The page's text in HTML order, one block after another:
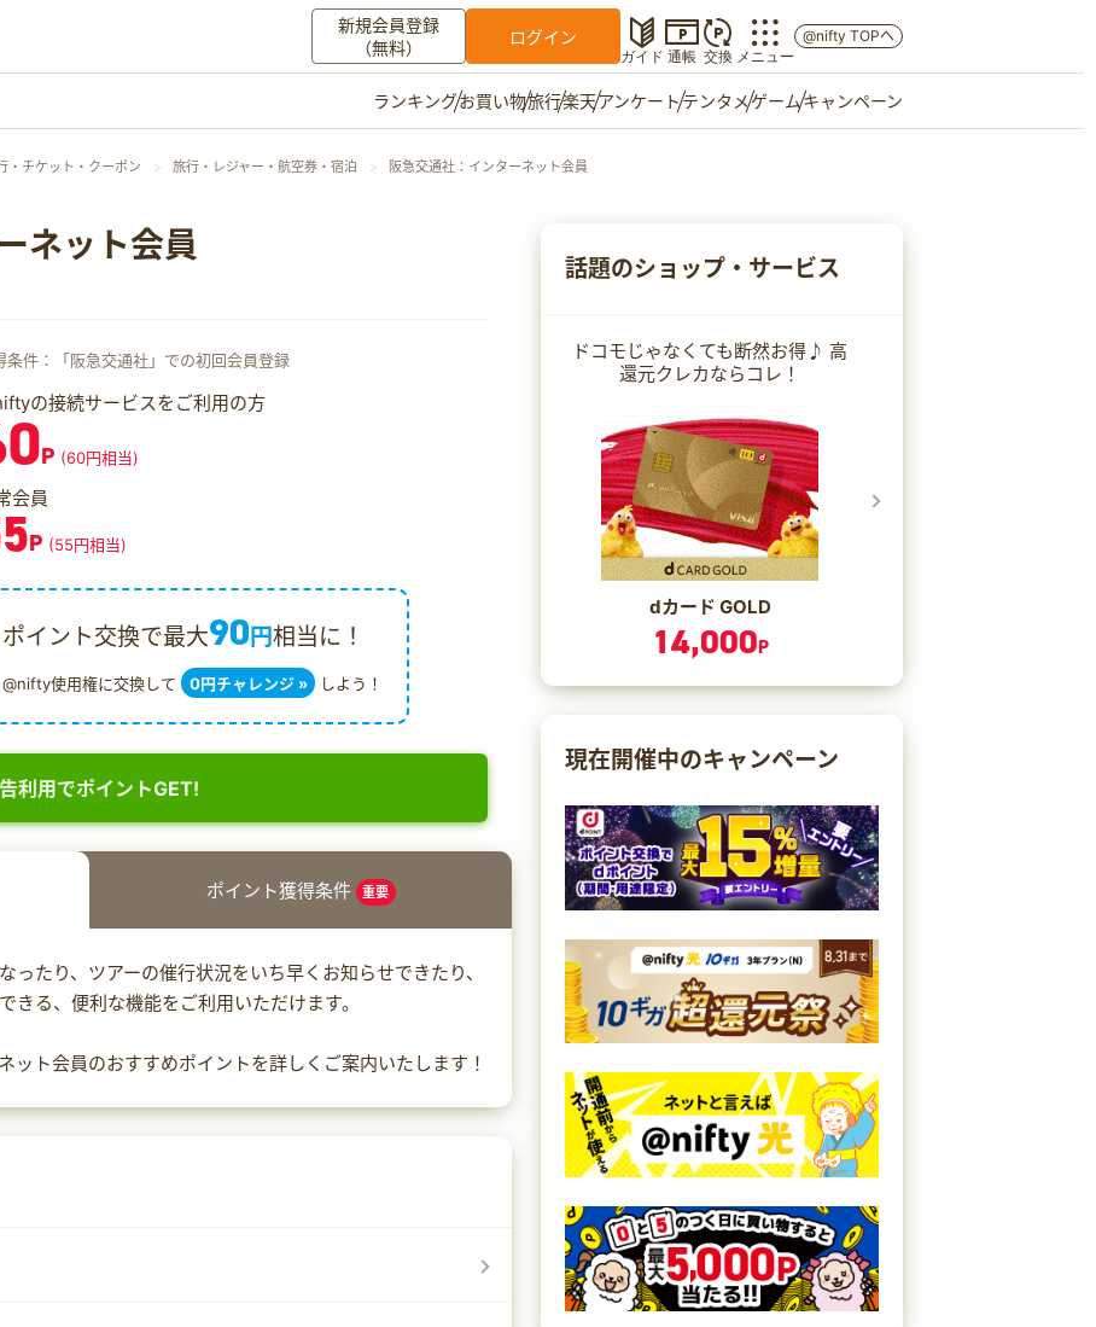
新規会員登録
（無料）
ログイン
ガイド 通帳 交換 メニュー
その他
キャンペーン
ご意見箱
@nifty TOPへ
ランキングお買い物旅行楽天アンケートテンタメゲームキャンペーン
・チケット・クーポン 旅行・レジャー・航空券・宿泊 阪急交通社：インターネット会員
ネット会員
条件：「阪急交通社」での初回会員登録
の接続サービスをご利用の方
P (60円相当)
会員
P (55円相当)
ポイント交換で最大90円相当に！
@nifty使用権に交換して 0円チャレンジ » しよう！
利用でポイントGET!
ポイント獲得条件 重要
ったり、ツアーの催行状況をいち早くお知らせできたり、
きる、便利な機能をご利用いただけます。
ット会員のおすすめポイントを詳しくご案内いたします！
話題のショップ・サービス
ドコモじゃなくても断然お得♪ 高
還元クレカならコレ！
dカード GOLD
14,000P
現在開催中のキャンペーン